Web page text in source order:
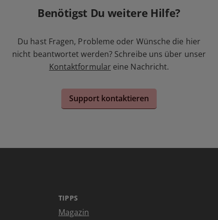
Benötigst Du weitere Hilfe?
Du hast Fragen, Probleme oder Wünsche die hier
nicht beantwortet werden? Schreibe uns über unser
Kontaktformular eine Nachricht.
Support kontaktieren
TIPPS
Magazin